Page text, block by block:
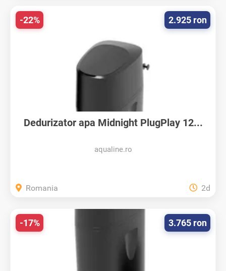
Dedurizator apa Midnight PlugPlay 12...
aqualine.ro
2.925 ron
-22%
Romania 2d
3.765 ron
-17%